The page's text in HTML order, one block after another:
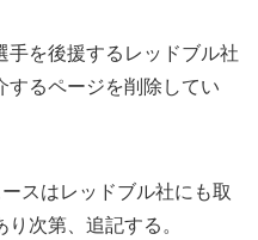
を後援するレッドブル社
するページを削除してい
スはレッドブル社にも取
次第、追記する。